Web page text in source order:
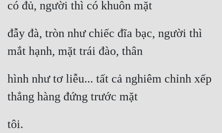
Tu Chân
Tu Tiên
Tội Phạm
Xuyên Không
có đủ, người thì có khuôn mặt
đẫy đà, tròn như chiếc đĩa bạc, người thì
mắt hạnh, mặt trái đào, thân
hình như tơ liễu... tất cả nghiêm chỉnh xếp
thẳng hàng đứng trước mặt
tôi.